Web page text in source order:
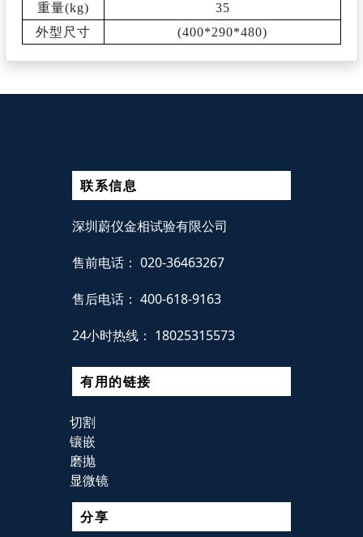
重量(kg)
35
外型尺寸
(400*290*480)
联系信息
深圳蔚仪金相试验有限公司
售前电话： 020-36463267
售后电话： 400-618-9163
24小时热线： 18025315573
有用的链接
切割
镶嵌
磨抛
显微镜
分享